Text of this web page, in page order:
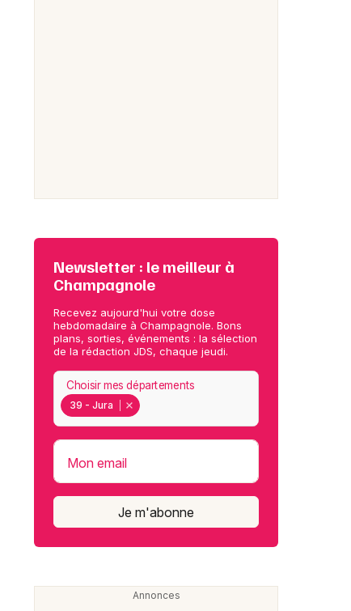
Newsletter : le meilleur à
Champagnole
Recevez aujourd'hui votre dose
hebdomadaire à Champagnole. Bons
plans, sorties, événements : la sélection
de la rédaction JDS, chaque jeudi.
39 - Jura
Choisir mes départements
Mon email
Je m'abonne